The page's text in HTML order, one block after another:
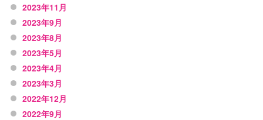
2023年11月
2023年9月
2023年8月
2023年5月
2023年4月
2023年3月
2022年12月
2022年9月